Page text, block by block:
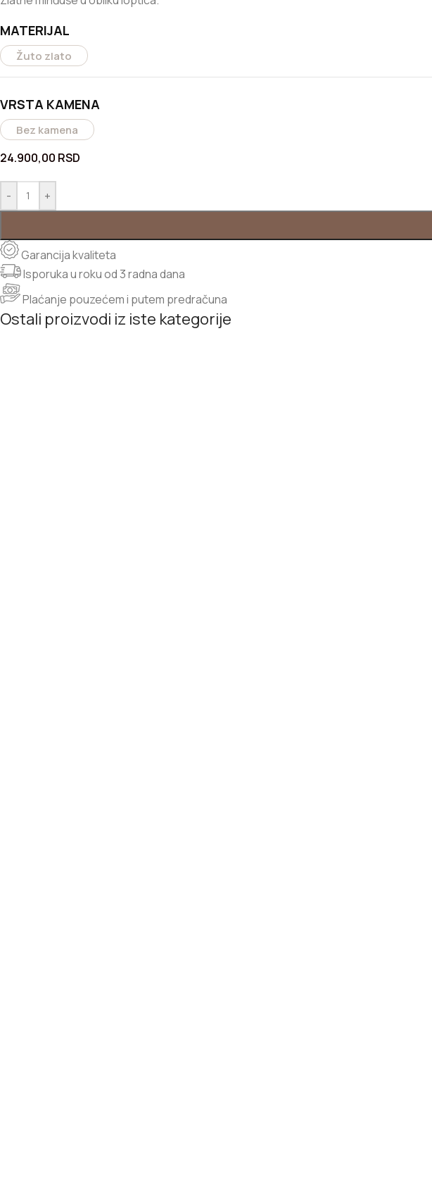
MATERIJAL
Žuto zlato
VRSTA KAMENA
Bez kamena
24.900,00 RSD
- +
Garancija kvaliteta
Isporuka u roku od 3 radna dana
Plaćanje pouzećem i putem predračuna
Ostali proizvodi iz iste kategorije